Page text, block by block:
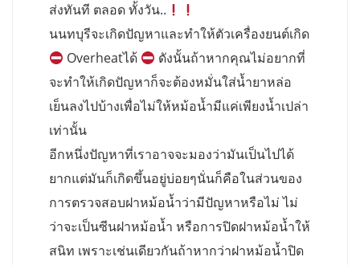
ส่งทันที ตลอด ทั้งวัน..
นนทบุรีจะเกิดปัญหาและทำให้ตัวเครื่องยนต์เกิด
Overheatได้
ดังนั้นถ้าหากคุณไม่อยากที่
จะทำให้เกิดปัญหาก็จะต้องหมั่นใส่น้ำยาหล่อ
เย็นลงไปบ้างเพื่อไม่ให้หม้อน้ำมีแค่เพียงน้ำเปล่า
เท่านั้น
อีกหนึ่งปัญหาที่เราอาจจะมองว่ามันเป็นไปได้
ยากแต่มันก็เกิดขึ้นอยู่บ่อยๆนั่นก็คือในส่วนของ
การตรวจสอบฝาหม้อน้ำว่ามีปัญหาหรือไม่ ไม่
ว่าจะเป็นซีนฝาหม้อน้ำ หรือการปิดฝาหม้อน้ำให้
สนิท เพราะเช่นเดียวกันถ้าหากว่าฝาหม้อน้ำปิด